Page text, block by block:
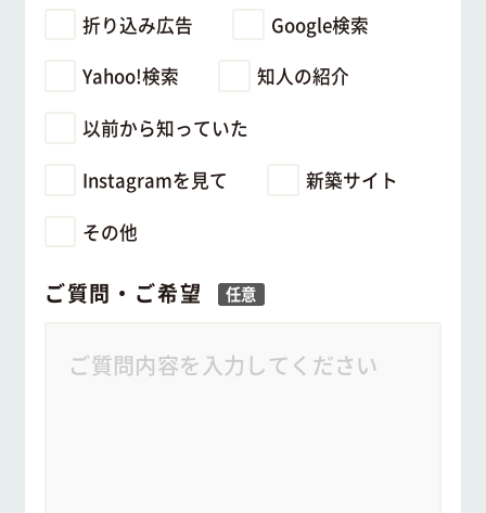
折り込み広告
Google検索
Yahoo!検索
知人の紹介
以前から知っていた
Instagramを見て
新築サイト
その他
ご質問・ご希望 任意